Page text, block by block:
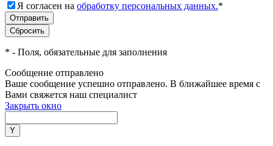
Я согласен на обработку персональных данных.*
* - Поля, обязательные для заполнения
Сообщение отправлено
Ваше сообщение успешно отправлено. В ближайшее время с
Вами свяжется наш специалист
Закрыть окно